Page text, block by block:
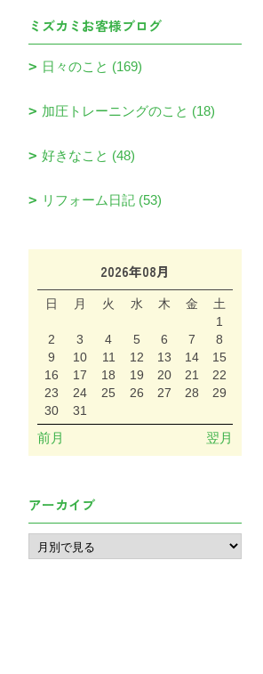
ミズカミお客様ブログ
日々のこと (169)
加圧トレーニングのこと (18)
好きなこと (48)
リフォーム日記 (53)
2026年08月
日 月 火 水 木 金
土
1
2
3 4 5 6 7
8
9
10 11 12 13 14
15
16
17 18 19 20 21
22
23
24 25 26 27 28
29
30
31
前月 翌月
アーカイブ